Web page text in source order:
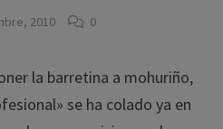
2010 0
la barretina a mohuriño,
se ha colado ya en